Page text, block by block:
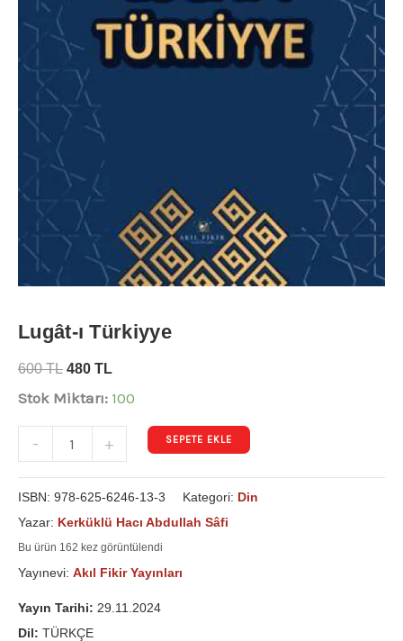
Lugât-ı Türkiyye
600TL 480 TL
Stok Miktarı: 100
- + SEPETE EKLE
ISBN: 978-625-6246-13-3 Kategori: Din
Yazar: Kerküklü Hacı Abdullah Sâfi
Bu ürün 162 kez görüntülendi
Yayınevi: Akıl Fikir Yayınları
Yayın Tarihi: 29.11.2024
Dil: TÜRKÇE